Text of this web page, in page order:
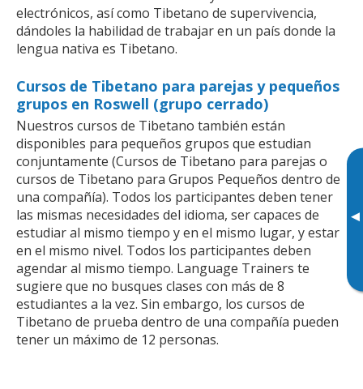
▸
electrónicos, así como Tibetano de supervivencia,
dándoles la habilidad de trabajar en un país donde la
lengua nativa es Tibetano.
Cursos de Tibetano para parejas y pequeños
grupos en Roswell (grupo cerrado)
Nuestros cursos de Tibetano también están
disponibles para pequeños grupos que estudian
conjuntamente (Cursos de Tibetano para parejas o
cursos de Tibetano para Grupos Pequeños dentro de
una compañía). Todos los participantes deben tener
las mismas necesidades del idioma, ser capaces de
estudiar al mismo tiempo y en el mismo lugar, y estar
en el mismo nivel. Todos los participantes deben
agendar al mismo tiempo. Language Trainers te
sugiere que no busques clases con más de 8
estudiantes a la vez. Sin embargo, los cursos de
Tibetano de prueba dentro de una compañía pueden
tener un máximo de 12 personas.